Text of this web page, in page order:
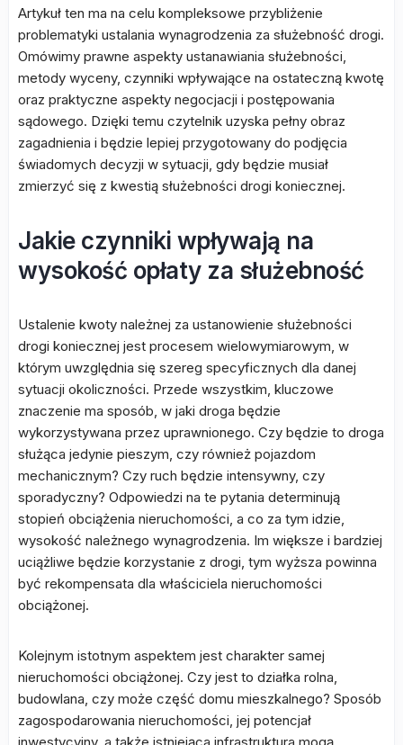
Artykuł ten ma na celu kompleksowe przybliżenie
problematyki ustalania wynagrodzenia za służebność drogi.
Omówimy prawne aspekty ustanawiania służebności,
metody wyceny, czynniki wpływające na ostateczną kwotę
oraz praktyczne aspekty negocjacji i postępowania
sądowego. Dzięki temu czytelnik uzyska pełny obraz
zagadnienia i będzie lepiej przygotowany do podjęcia
świadomych decyzji w sytuacji, gdy będzie musiał
zmierzyć się z kwestią służebności drogi koniecznej.
Jakie czynniki wpływają na
wysokość opłaty za służebność
Ustalenie kwoty należnej za ustanowienie służebności
drogi koniecznej jest procesem wielowymiarowym, w
którym uwzględnia się szereg specyficznych dla danej
sytuacji okoliczności. Przede wszystkim, kluczowe
znaczenie ma sposób, w jaki droga będzie
wykorzystywana przez uprawnionego. Czy będzie to droga
służąca jedynie pieszym, czy również pojazdom
mechanicznym? Czy ruch będzie intensywny, czy
sporadyczny? Odpowiedzi na te pytania determinują
stopień obciążenia nieruchomości, a co za tym idzie,
wysokość należnego wynagrodzenia. Im większe i bardziej
uciążliwe będzie korzystanie z drogi, tym wyższa powinna
być rekompensata dla właściciela nieruchomości
obciążonej.
Kolejnym istotnym aspektem jest charakter samej
nieruchomości obciążonej. Czy jest to działka rolna,
budowlana, czy może część domu mieszkalnego? Sposób
zagospodarowania nieruchomości, jej potencjał